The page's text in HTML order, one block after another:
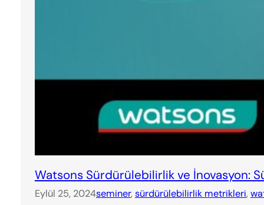
Watsons Sürdürülebilirlik ve İnovasyon:
Eylül 25, 2024seminer, sürdürülebilirlik metrikleri,